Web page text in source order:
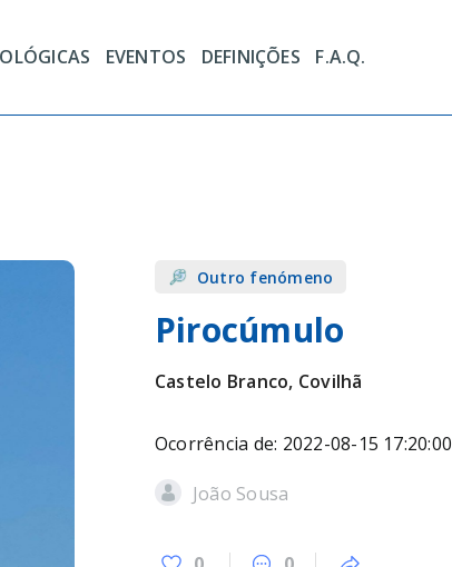
EVENTOS DEFINIÇÕES F.A.Q.
Outro fenómeno
Pirocúmulo
Castelo Branco, Covilhã
Ocorrência de: 2022-08-15 17:20:00
João Sousa